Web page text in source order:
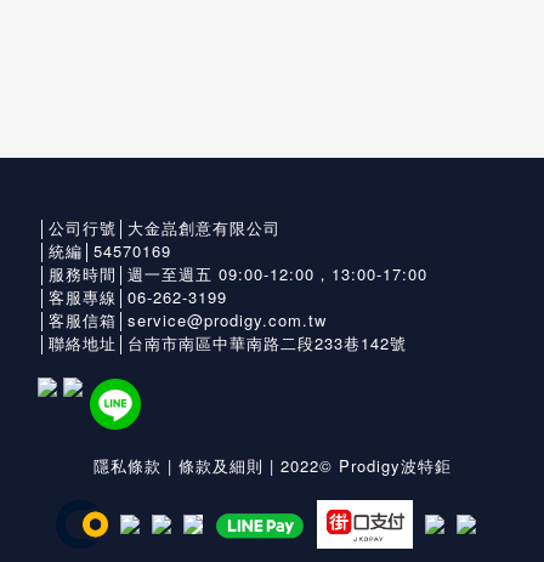
│公司行號│大金嵓創意有限公司
│統編│54570169
│服務時間│週一至週五 09:00-12:00，13:00-17:00
│客服專線│06-262-3199
│客服信箱│service@prodigy.com.tw
│聯絡地址│台南市南區中華南路二段233巷142號
隱私條款 | 條款及細則 | 2022© Prodigy波特鉅